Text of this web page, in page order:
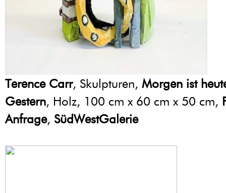
Terence Carr, Skulpturen, Morgen ist
Gestern, Holz, 100 cm x 60 cm x 50 cm,
Anfrage, SüdWestGalerie